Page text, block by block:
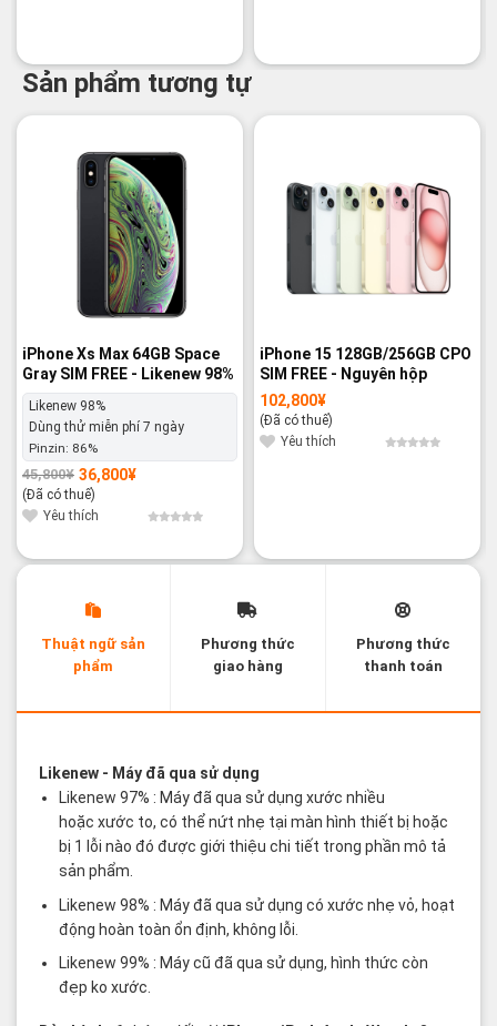
Sản phẩm tương tự
iPhone Xs Max 64GB Space
Gray SIM FREE - Likenew 98%
Likenew 98%
Dùng thử miễn phí 7 ngày
Pinzin: 86%
45,800¥
Giá
gốc
là:
45,800¥.
36,800¥
Giá
hiện
tại
là:
36,800¥.
(Đã có thuế)
Yêu thích
iPhone 15 128GB/256GB CPO
SIM FREE - Nguyên hộp
102,800¥
(Đã có thuế)
Yêu thích
Thuật ngữ sản
phẩm
Phương thức
giao hàng
Phương thức
thanh toán
Likenew- Máy đã qua sử dụng
Likenew 97% : Máy đã qua sử dụng xước nhiều
hoặc xước to, có thể nứt nhẹ tại màn hình thiết bị hoặc
bị 1 lỗi nào đó được giới thiệu chi tiết trong phần mô tả
sản phẩm.
Likenew 98% : Máy đã qua sử dụng có xước nhẹ vỏ, hoạt
động hoàn toàn ổn định, không lỗi.
Likenew 99% : Máy cũ đã qua sử dụng, hình thức còn
đẹp ko xước.